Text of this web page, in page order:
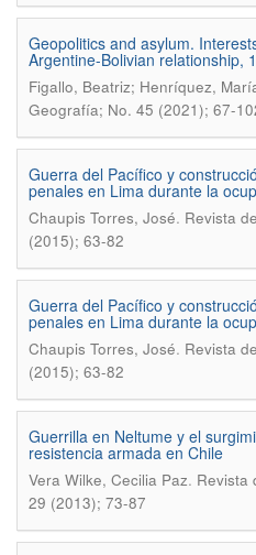
Geopolitics and asylum.
Argentine-Bolivian relationship,
Figallo, Beatriz; Henrí­quez,
Geografí­a; No. 45 (2021); 67-
Guerra del Pacífico y
penales en Lima durante la
Chaupis Torres, José. Revista
(2015); 63-82
Guerra del Pací­fico y
penales en Lima durante la
Chaupis Torres, José. Revista
(2015); 63-82
Guerrilla en Neltume y el
resistencia armada en Chile
Vera Wilke, Cecilia Paz. Revista
29 (2013); 73-87